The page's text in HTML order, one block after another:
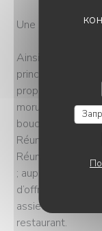
Une gastronomie
Ainsi, du mardi au
principalement
proposée, à
morue ou du
boucanées, les
Réunion. Quand
Réunion, on est
; auprès de
d’offrir de la
assiettes, on le
restaurant.